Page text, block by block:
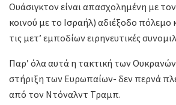
Ουάσιγκτον είναι απασχολημένη με
κοινού με το Ισραήλ) αδιέξοδο πόλεμο
τις μετ’ εμποδίων ειρηνευτικές
Παρ’ όλα αυτά η τακτική των
στήριξη των Ευρωπαίων- δεν περνά
από τον Ντόναλντ Τραμπ.